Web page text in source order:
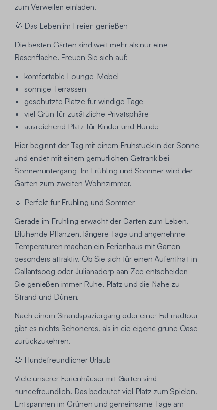
zum Verweilen einladen.
🌞 Das Leben im Freien genießen
Die besten Gärten sind weit mehr als nur eine
Rasenfläche. Freuen Sie sich auf:
komfortable Lounge-Möbel
sonnige Terrassen
geschützte Plätze für windige Tage
viel Grün für zusätzliche Privatsphäre
ausreichend Platz für Kinder und Hunde
Hier beginnt der Tag mit einem Frühstück in der Sonne
und endet mit einem gemütlichen Getränk bei
Sonnenuntergang. Im Frühling und Sommer wird der
Garten zum zweiten Wohnzimmer.
🌷 Perfekt für Frühling und Sommer
Gerade im Frühling erwacht der Garten zum Leben.
Blühende Pflanzen, längere Tage und angenehme
Temperaturen machen ein Ferienhaus mit Garten
besonders attraktiv. Ob Sie sich für einen Aufenthalt in
Callantsoog oder Julianadorp aan Zee entscheiden –
Sie genießen immer Ruhe, Platz und die Nähe zu
Strand und Dünen.
Nach einem Strandspaziergang oder einer Fahrradtour
gibt es nichts Schöneres, als in die eigene grüne Oase
zurückzukehren.
🐶 Hundefreundlicher Urlaub
Viele unserer Ferienhäuser mit Garten sind
hundefreundlich. Das bedeutet viel Platz zum Spielen,
Entspannen im Grünen und gemeinsame Tage am